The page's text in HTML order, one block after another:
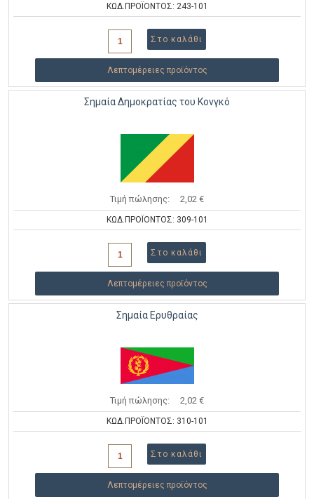
ΚΩΔ.ΠΡΟΪΟΝΤΟΣ: 243-101
Λεπτομέρειες προϊόντος
Σημαία Δημοκρατίας του Κονγκό
Τιμή πώλησης: 2,02 €
ΚΩΔ.ΠΡΟΪΟΝΤΟΣ: 309-101
Λεπτομέρειες προϊόντος
Σημαία Ερυθραίας
Τιμή πώλησης: 2,02 €
ΚΩΔ.ΠΡΟΪΟΝΤΟΣ: 310-101
Λεπτομέρειες προϊόντος